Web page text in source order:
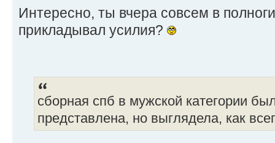
Интересно, ты вчера совсем в
прикладывал усилия?
сборная спб в мужской категории
представлена, но выглядела, как